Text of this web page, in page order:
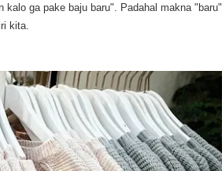
ga pake baju baru". Padahal makna "baru"
kita.